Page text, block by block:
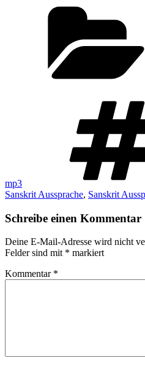
mp3
Sanskrit Aussprache, Sanskrit
Schreibe einen Kommentar
Deine E-Mail-Adresse wird nicht
Felder sind mit * markiert
Kommentar *